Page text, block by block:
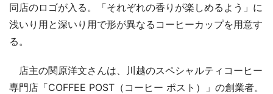
同店のロゴが入る。「それぞれの香りが楽しめるよう」に
浅いり用と深いり用で形が異なるコーヒーカップを用意す
る。
店主の関原洋文さんは、川越のスペシャルティコーヒー
専門店「COFFEE POST（コーヒー ポスト）」の創業者。